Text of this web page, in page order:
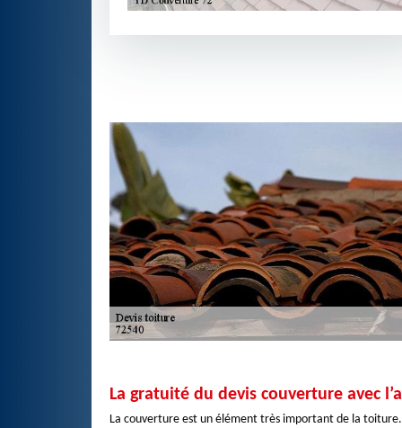
La gratuité du devis couverture avec
La couverture est un élément très important de la